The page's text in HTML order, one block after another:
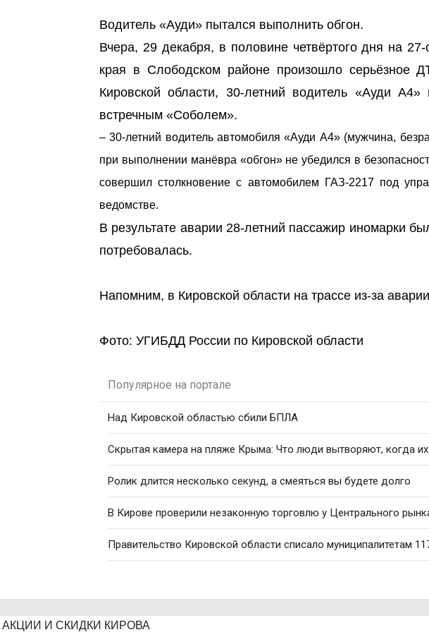
Водитель «Ауди» пытался выполнить обгон.
Вчера, 29 декабря, в половине четвёртого дня на
края в Слободском районе произошло
Кировской области, 30-летний водитель «Ауди
встречным «Соболем».
– 30-летний водитель автомобиля «Ауди А4» (мужчина,
при выполнении манёвра «обгон» не убедился в
совершил столкновение с автомобилем ГАЗ-2217 под
ведомстве.
В результате аварии 28-летний пассажир иномарки
потребовалась.
Напомним, в Кировской области на трассе из-за
Фото: УГИБДД России по Кировской области
Популярное на портале
Над Кировской областью сбили БПЛА
Скрытая камера на пляже Крыма: Что люди вытворяют, когда их
Ролик длится несколько секунд, а смеяться вы будете долго
В Кирове проверили незаконную торговлю у Центрального
Правительство Кировской области списало муниципалитетам
АКЦИИ И СКИДКИ КИРОВА